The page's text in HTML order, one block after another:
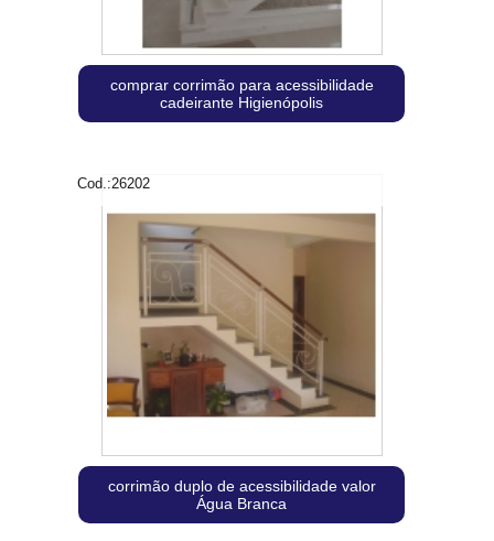
comprar corrimão para acessibilidade
cadeirante Higienópolis
Cod.:26202
corrimão duplo de acessibilidade valor
Água Branca